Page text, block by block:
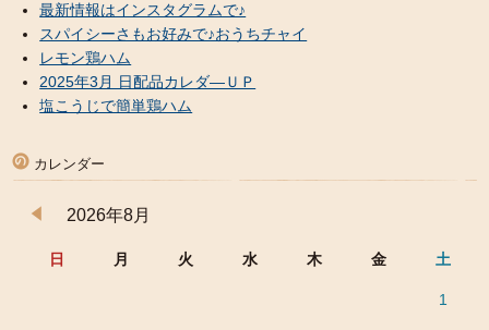
最新情報はインスタグラムで♪
スパイシーさもお好みで♪おうちチャイ
レモン鶏ハム
2025年3月 日配品カレダ―ＵＰ
塩こうじで簡単鶏ハム
カレンダー
2026年8月
日 月 火 水 木 金 土
1